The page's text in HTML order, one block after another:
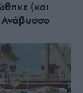
(και
Ανάβυσσο